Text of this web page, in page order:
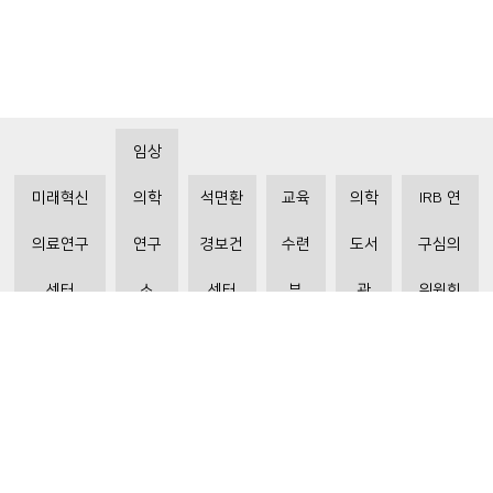
미래혁신
의료연구
센터
임상
의학
연구
소
석면환
경보건
센터
교육
수련
부
의학
도서
관
IRB 연
구심의
위원회